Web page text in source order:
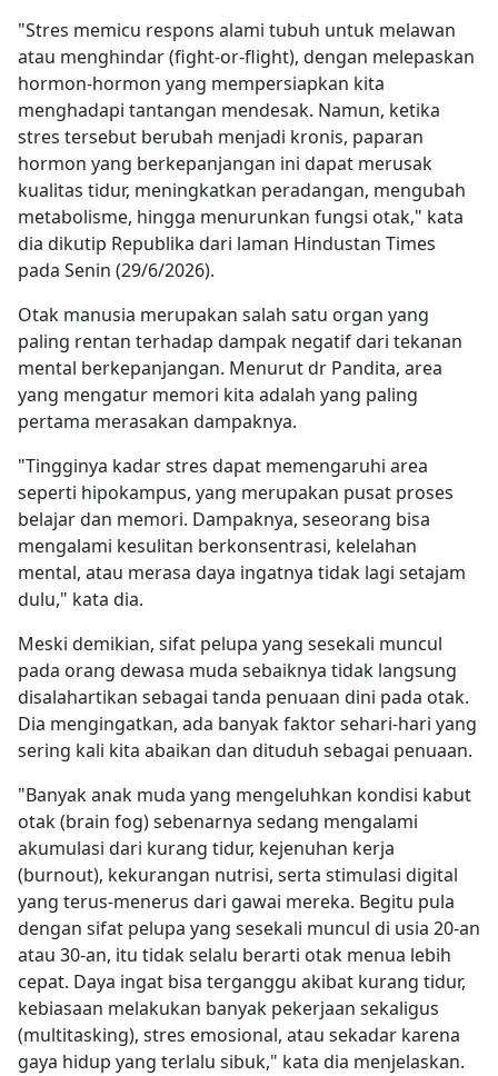
"Stres memicu respons alami tubuh untuk melawan
atau menghindar (fight-or-flight), dengan melepaskan
hormon-hormon yang mempersiapkan kita
menghadapi tantangan mendesak. Namun, ketika
stres tersebut berubah menjadi kronis, paparan
hormon yang berkepanjangan ini dapat merusak
kualitas tidur, meningkatkan peradangan, mengubah
metabolisme, hingga menurunkan fungsi otak," kata
dia dikutip Republika dari laman Hindustan Times
pada Senin (29/6/2026).
Otak manusia merupakan salah satu organ yang
paling rentan terhadap dampak negatif dari tekanan
mental berkepanjangan. Menurut dr Pandita, area
yang mengatur memori kita adalah yang paling
pertama merasakan dampaknya.
"Tingginya kadar stres dapat memengaruhi area
seperti hipokampus, yang merupakan pusat proses
belajar dan memori. Dampaknya, seseorang bisa
mengalami kesulitan berkonsentrasi, kelelahan
mental, atau merasa daya ingatnya tidak lagi setajam
dulu," kata dia.
Meski demikian, sifat pelupa yang sesekali muncul
pada orang dewasa muda sebaiknya tidak langsung
disalahartikan sebagai tanda penuaan dini pada otak.
Dia mengingatkan, ada banyak faktor sehari-hari yang
sering kali kita abaikan dan dituduh sebagai penuaan.
"Banyak anak muda yang mengeluhkan kondisi kabut
otak (brain fog) sebenarnya sedang mengalami
akumulasi dari kurang tidur, kejenuhan kerja
(burnout), kekurangan nutrisi, serta stimulasi digital
yang terus-menerus dari gawai mereka. Begitu pula
dengan sifat pelupa yang sesekali muncul di usia 20-an
atau 30-an, itu tidak selalu berarti otak menua lebih
cepat. Daya ingat bisa terganggu akibat kurang tidur,
kebiasaan melakukan banyak pekerjaan sekaligus
(multitasking), stres emosional, atau sekadar karena
gaya hidup yang terlalu sibuk," kata dia menjelaskan.